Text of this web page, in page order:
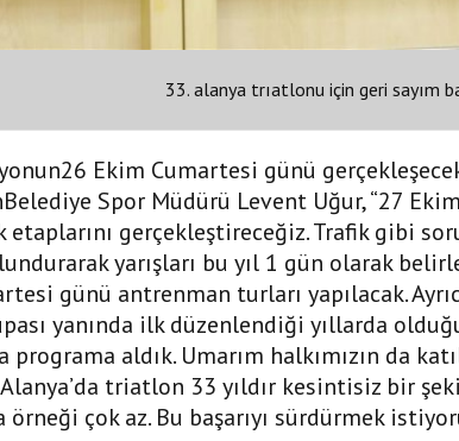
33. alanya trıatlonu için geri sayım
Ekim Cumartesi günü
Spor Müdürü Levent Uğur, “27
etaplarını gerçekleştireceğiz. Trafik gibi
yarışları bu yıl 1 gün olarak
günü antrenman turları yapılacak.
yanında ilk düzenlendiği yıllarda
programa aldık. Umarım halkımızın da
triatlon 33 yıldır kesintisiz bir
örneği çok az. Bu başarıyı sürdürmek